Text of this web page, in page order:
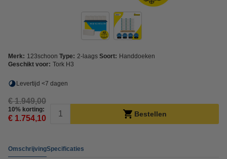
Merk: 123schoon Type: 2-laags Soort: Handdoeken
Geschikt voor: Tork H3
Levertijd <7 dagen
€ 1.949,00
10% korting:
€ 1.754,10 Bestellen
OmschrijvingSpecificaties